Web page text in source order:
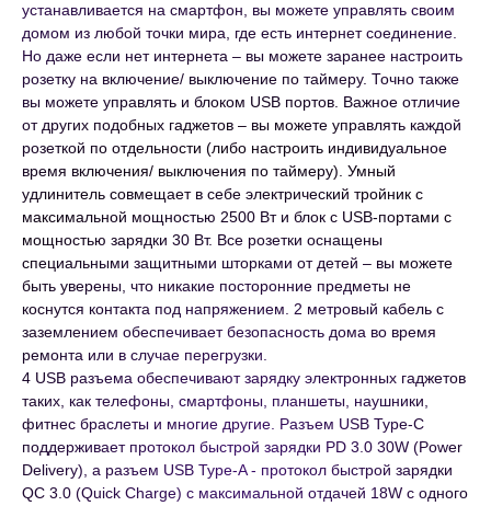
устанавливается на смартфон, вы можете управлять своим
домом из любой точки мира, где есть интернет соединение.
Но даже если нет интернета – вы можете заранее настроить
розетку на включение/ выключение по таймеру. Точно также
вы можете управлять и блоком USB портов. Важное отличие
от других подобных гаджетов – вы можете управлять каждой
розеткой по отдельности (либо настроить индивидуальное
время включения/ выключения по таймеру). Умный
удлинитель совмещает в себе электрический тройник с
максимальной мощностью 2500 Вт и блок с USB-портами с
мощностью зарядки 30 Вт. Все розетки оснащены
специальными защитными шторками от детей – вы можете
быть уверены, что никакие посторонние предметы не
коснутся контакта под напряжением. 2 метровый кабель с
заземлением обеспечивает безопасность дома во время
ремонта или в случае перегрузки.
4 USB разъема обеспечивают зарядку электронных гаджетов
таких, как телефоны, смартфоны, планшеты, наушники,
фитнес браслеты и многие другие. Разъем USB Type-C
поддерживает протокол быстрой зарядки PD 3.0 30W (Power
Delivery), а разъем USB Type-A - протокол быстрой зарядки
QC 3.0 (Quick Charge) с максимальной отдачей 18W с одного